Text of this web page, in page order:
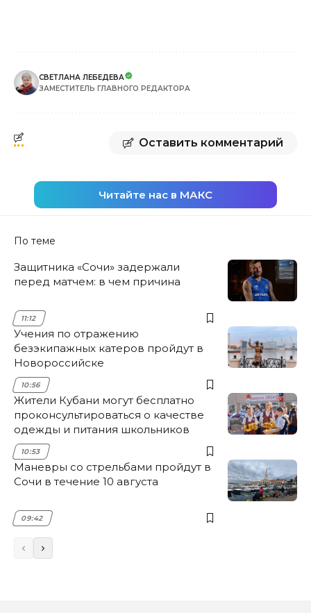
СВЕТЛАНА ЛЕБЕДЕВА
ЗАМЕСТИТЕЛЬ ГЛАВНОГО РЕДАКТОРА
Оставить комментарий
Читайте нас в МАКС
По теме
Защитника «Сочи» задержали
перед матчем: в чем причина
11:12
Учения по отражению
безэкипажных катеров пройдут в
Новороссийске
10:56
Жители Кубани могут бесплатно
проконсультироваться о качестве
одежды и питания школьников
10:53
Маневры со стрельбами пройдут в
Сочи в течение 10 августа
09:42